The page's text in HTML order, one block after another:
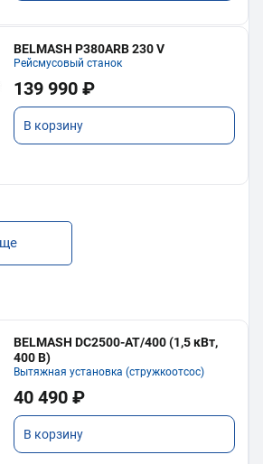
BELMASH P380ARB 230 V
Рейсмусовый станок
139 990 ₽
В корзину
BELMASH DC2500-AT/400 (1,5 кВт,
400 В)
Вытяжная установка (стружкоотсос)
40 490 ₽
В корзину